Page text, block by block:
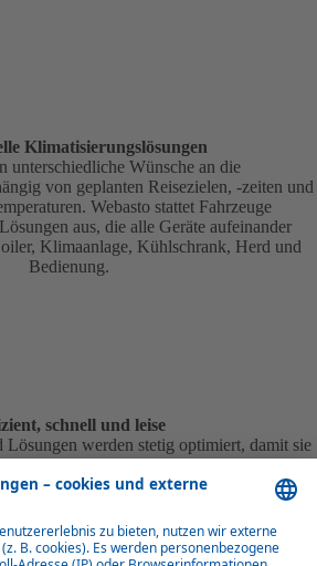
Klimatisierungslösungen
unterschiedliche Wünsche an die
von geplanten Reisezielen, -zeiten und
Webasto stattet Fahrzeuge
aus, die alle Geräte aufeinander
Klimaanlage, Kühlschrank, Herd und
Bedienung.
schnell und leise
Lösungen werden stetig optimiert, damit sie
verbrauchen und dennoch schnell und
die Ruhe auf Reisen steht im Vordergrund.
nachhaltig, kostengünstig und
alltagstauglich.
sagen